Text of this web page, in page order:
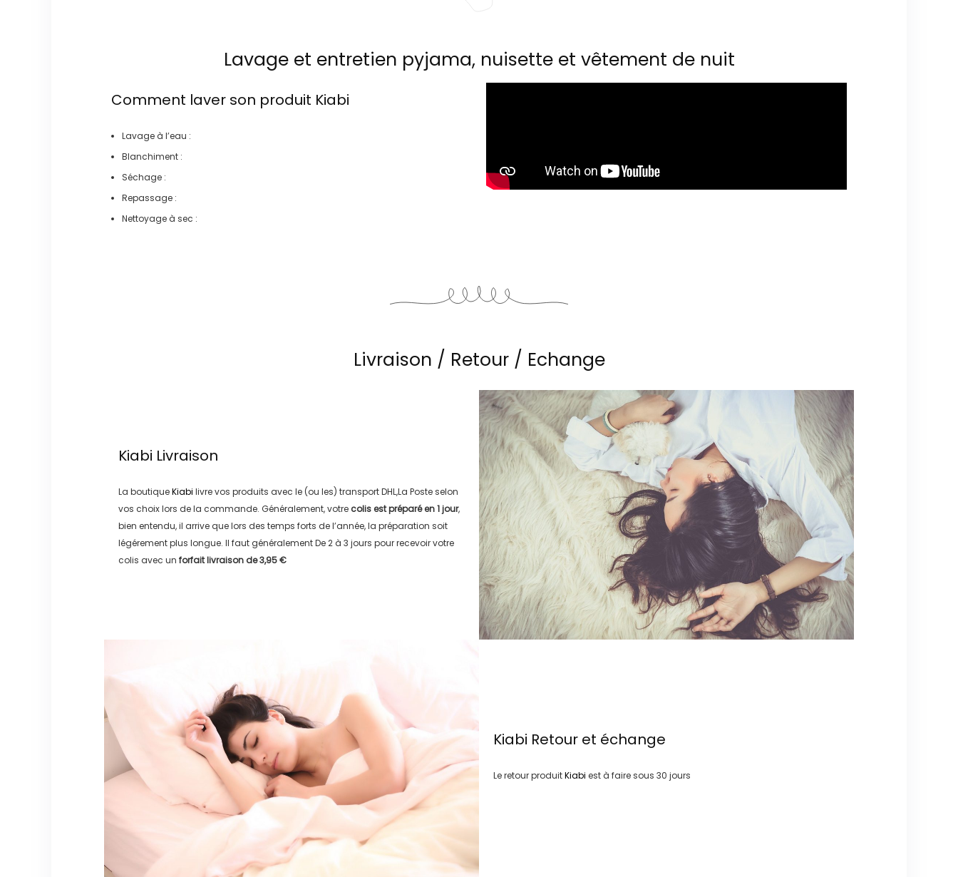
Lavage et entretien pyjama, nuisette et vêtement de nuit
Comment laver son produit Kiabi
Lavage à l’eau :
Blanchiment :
Séchage :
Repassage :
Nettoyage à sec :
Livraison / Retour / Echange
Kiabi Livraison
La boutiqueKiabi livre vos produits avec le (ou les) transportDHL,La Posteselon
vos choix lors de la commande. Généralement, votre colis est préparé en1 jour,
bien entendu, il arrive que lors des temps forts de l’année, la préparation soit
légérement plus longue. Il faut généralementDe 2 à 3 jours pour recevoir votre
colis avec un forfait livraison de3,95 €
Kiabi Retour et échange
Le retour produitKiabi est à faire sous 30 jours